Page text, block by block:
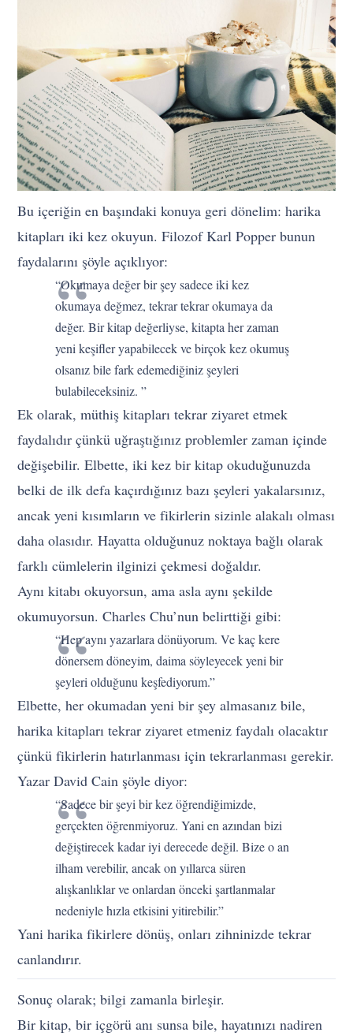
Bu içeriğin en başındaki konuya geri dönelim: harika
kitapları iki kez okuyun. Filozof Karl Popper bunun
faydalarını şöyle açıklıyor:
“Okumaya değer bir şey sadece iki kez
okumaya değmez, tekrar tekrar okumaya da
değer. Bir kitap değerliyse, kitapta her zaman
yeni keşifler yapabilecek ve birçok kez okumuş
olsanız bile fark edemediğiniz şeyleri
bulabileceksiniz. ”
Ek olarak, müthiş kitapları tekrar ziyaret etmek
faydalıdır çünkü uğraştığınız problemler zaman içinde
değişebilir. Elbette, iki kez bir kitap okuduğunuzda
belki de ilk defa kaçırdığınız bazı şeyleri yakalarsınız,
ancak yeni kısımların ve fikirlerin sizinle alakalı olması
daha olasıdır. Hayatta olduğunuz noktaya bağlı olarak
farklı cümlelerin ilginizi çekmesi doğaldır.
Aynı kitabı okuyorsun, ama asla aynı şekilde
okumuyorsun. Charles Chu’nun belirttiği gibi:
“Hep aynı yazarlara dönüyorum. Ve kaç kere
dönersem döneyim, daima söyleyecek yeni bir
şeyleri olduğunu keşfediyorum.”
Elbette, her okumadan yeni bir şey almasanız bile,
harika kitapları tekrar ziyaret etmeniz faydalı olacaktır
çünkü fikirlerin hatırlanması için tekrarlanması gerekir.
Yazar David Cain şöyle diyor:
“Sadece bir şeyi bir kez öğrendiğimizde,
gerçekten öğrenmiyoruz. Yani en azından bizi
değiştirecek kadar iyi derecede değil. Bize o an
ilham verebilir, ancak on yıllarca süren
alışkanlıklar ve onlardan önceki şartlanmalar
nedeniyle hızla etkisini yitirebilir.”
Yani harika fikirlere dönüş, onları zihninizde tekrar
canlandırır.
Sonuç olarak; bilgi zamanla birleşir.
Bir kitap, bir içgörü anı sunsa bile, hayatınızı nadiren